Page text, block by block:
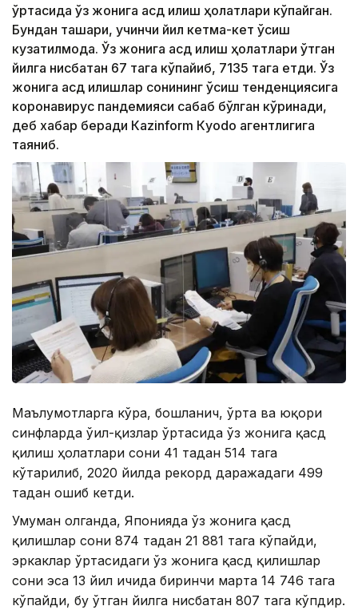
ўртасида ўз жонига қасд қилиш ҳолатлари кўпайган.
Бундан ташқари, учинчи йил кетма-кет ўсиш
кузатилмоқда. Ўз жонига қасд қилиш ҳолатлари ўтган
йилга нисбатан 67 тага кўпайиб, 7135 тага етди. Ўз
жонига қасд қилишлар сонининг ўсиш тенденциясига
коронавирус пандемияси сабаб бўлган кўринади,
деб хабар беради Каzinform Кyodo агентлигига
таяниб.
Маълумотларга кўра, бошланғич, ўрта ва юқори
синфларда ўғил-қизлар ўртасида ўз жонига қасд
қилиш ҳолатлари сони 41 тадан 514 тага
кўтарилиб, 2020 йилда рекорд даражадаги 499
тадан ошиб кетди.
Умуман олганда, Японияда ўз жонига қасд
қилишлар сони 874 тадан 21 881 тага кўпайди,
эркаклар ўртасидаги ўз жонига қасд қилишлар
сони эса 13 йил ичида биринчи марта 14 746 тага
кўпайди, бу ўтган йилга нисбатан 807 тага кўпдир.